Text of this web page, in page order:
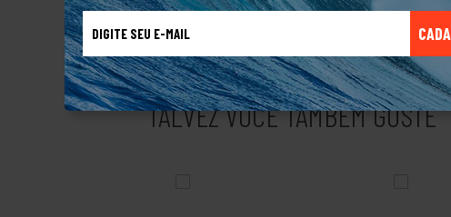
TALVEZ VOCÊ TAMBÉM GOSTE